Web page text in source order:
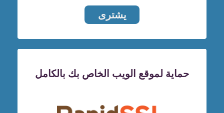
يشترى
حماية لموقع الويب الخاص بك بالكامل